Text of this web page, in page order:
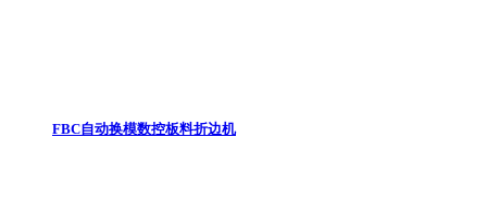
FBC自动换模数控板料折边机